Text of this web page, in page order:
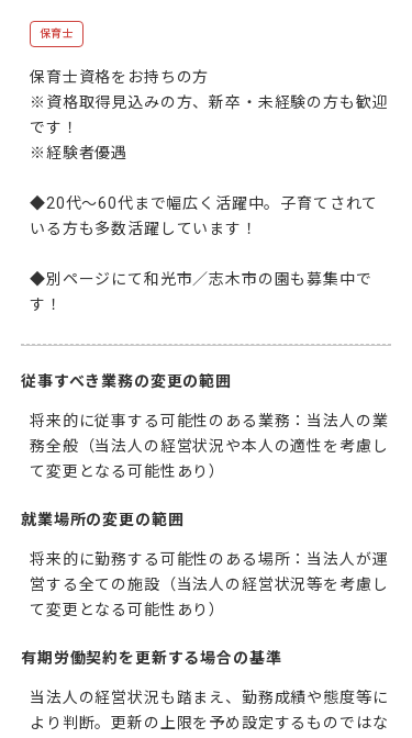
保育士
保育士資格をお持ちの方
※資格取得見込みの方、新卒・未経験の方も歓迎
です！
※経験者優遇
◆20代～60代まで幅広く活躍中。子育てされて
いる方も多数活躍しています！
◆別ページにて和光市／志木市の園も募集中で
す！
従事すべき業務の変更の範囲
将来的に従事する可能性のある業務：当法人の業
務全般（当法人の経営状況や本人の適性を考慮し
て変更となる可能性あり）
就業場所の変更の範囲
将来的に勤務する可能性のある場所：当法人が運
営する全ての施設（当法人の経営状況等を考慮し
て変更となる可能性あり）
有期労働契約を更新する場合の基準
当法人の経営状況も踏まえ、勤務成績や態度等に
より判断。更新の上限を予め設定するものではな